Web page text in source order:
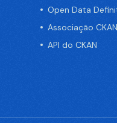
Open Data
Associação CKAN
API do CKAN